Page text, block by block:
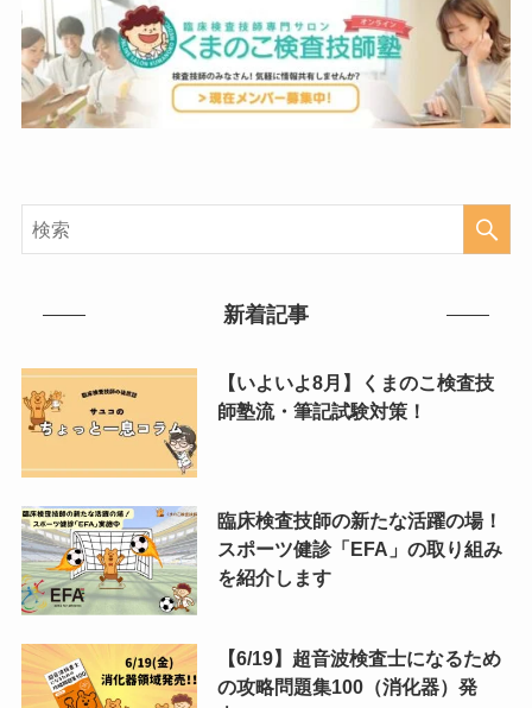
新着記事
【いよいよ8月】くまのこ検査技
師塾流・筆記試験対策！
臨床検査技師の新たな活躍の場！
スポーツ健診「EFA」の取り組み
を紹介します
【6/19】超音波検査士になるため
の攻略問題集100（消化器）発